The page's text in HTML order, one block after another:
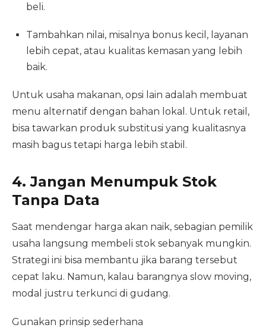
beli.
Tambahkan nilai, misalnya bonus kecil, layanan
lebih cepat, atau kualitas kemasan yang lebih
baik.
Untuk usaha makanan, opsi lain adalah membuat
menu alternatif dengan bahan lokal. Untuk retail,
bisa tawarkan produk substitusi yang kualitasnya
masih bagus tetapi harga lebih stabil.
4. Jangan Menumpuk Stok
Tanpa Data
Saat mendengar harga akan naik, sebagian pemilik
usaha langsung membeli stok sebanyak mungkin.
Strategi ini bisa membantu jika barang tersebut
cepat laku. Namun, kalau barangnya slow moving,
modal justru terkunci di gudang.
Gunakan prinsip sederhana